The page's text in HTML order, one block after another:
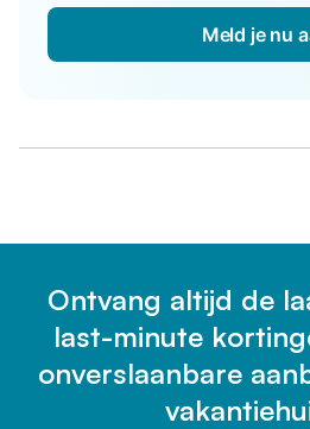
Meld je nu
Ontvang altijd de
last-minute
onverslaanbare